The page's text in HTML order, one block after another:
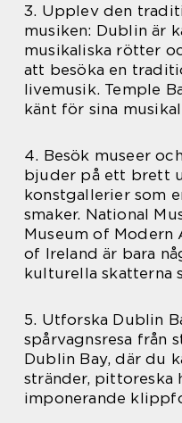
3. Upplev den
musiken: Dublin är
musikaliska rötter
att besöka en
livemusik. Temple
känt för sina
4. Besök museer
bjuder på ett brett
konstgallerier som
smaker. National
Museum of Modern
of Ireland är bara
kulturella skatterna
5. Utforska Dublin
spårvagnsresa från
Dublin Bay, där du
stränder, pittoreska
imponerande